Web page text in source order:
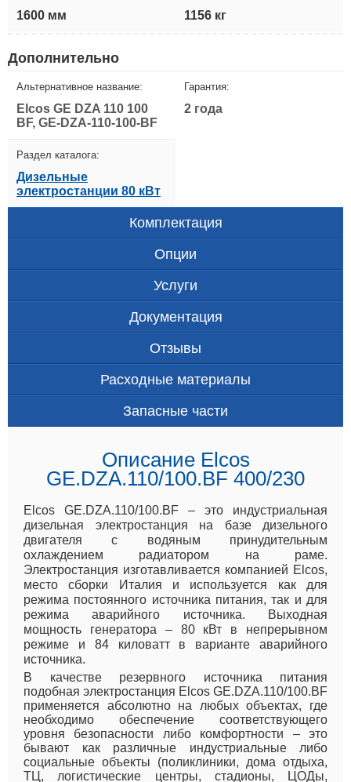
1600 мм 1156 кг
Дополнительно
Альтернативное название:
Elcos GE DZA 110 100
BF, GE-DZA-110-100-BF
Гарантия:
2 года
Раздел каталога:
Дизельные
электростанции 80 кВт
Комплектация
Опции
Услуги
Документация
Отзывы
Расходные материалы
Запасные части
Описание Elcos
GE.DZA.110/100.BF 400/230
Elcos GE.DZA.110/100.BF – это индустриальная
дизельная электростанция на базе дизельного
двигателя с водяным принудительным
охлаждением радиатором на раме.
Электростанция изготавливается компанией Elcos,
место сборки Италия и используется как для
режима постоянного источника питания, так и для
режима аварийного источника. Выходная
мощность генератора – 80 кВт в непрерывном
режиме и 84 киловатт в варианте аварийного
источника.
В качестве резервного источника питания
подобная электростанция Elcos GE.DZA.110/100.BF
применяется абсолютно на любых объектах, где
необходимо обеспечение соответствующего
уровня безопасности либо комфортности – это
бывают как различные индустриальные либо
социальные объекты (поликлиники, дома отдыха,
ТЦ, логистические центры, стадионы, ЦОДы,